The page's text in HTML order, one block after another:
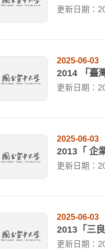
更新日期：
2025-06-03
2014 「臺
更新日期：
2025-06-03
2013「 企
更新日期：
2025-06-03
2013「三
更新日期：